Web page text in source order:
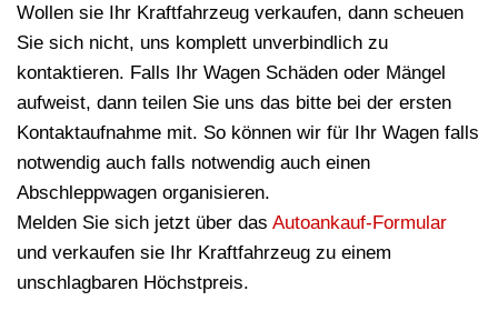
Wollen sie Ihr Kraftfahrzeug verkaufen, dann scheuen
Sie sich nicht, uns komplett unverbindlich zu
kontaktieren. Falls Ihr Wagen Schäden oder Mängel
aufweist, dann teilen Sie uns das bitte bei der ersten
Kontaktaufnahme mit. So können wir für Ihr Wagen falls
notwendig auch falls notwendig auch einen
Abschleppwagen organisieren.
Melden Sie sich jetzt über das Autoankauf-Formular
und verkaufen sie Ihr Kraftfahrzeug zu einem
unschlagbaren Höchstpreis.